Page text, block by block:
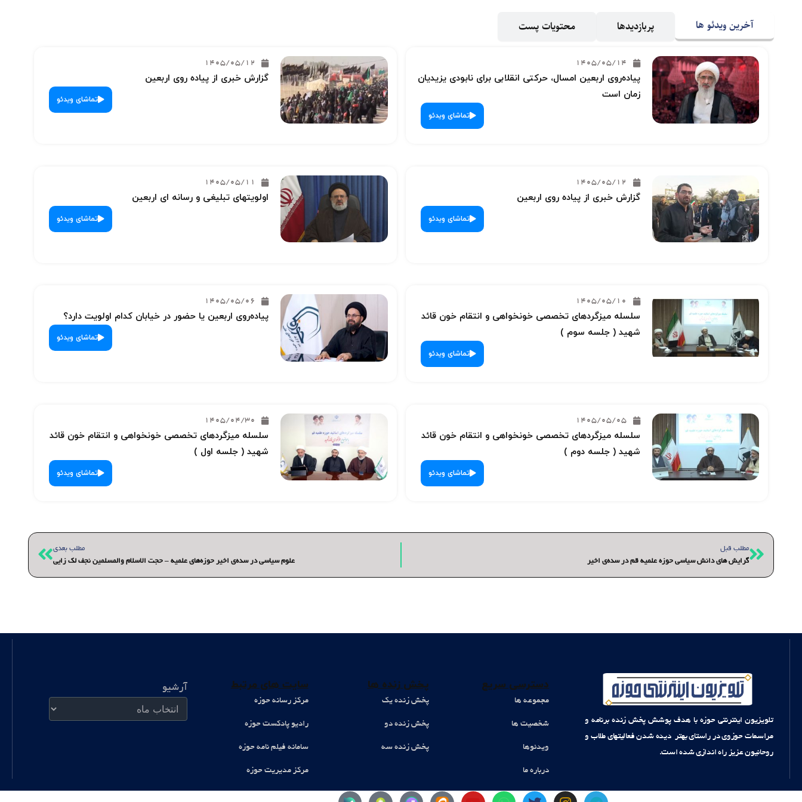
آخرین ویدئو ها پربازدیدها محتویات پست
1405/05/14
پیاده‌روی اربعین امسال، حرکتی انقلابی برای نابودی یزیدیان
زمان است
تماشای ویدئو
1405/05/12
گزارش خبری از پیاده روی اربعین
تماشای ویدئو
1405/05/12
گزارش خبری از پیاده روی اربعین
تماشای ویدئو
1405/05/11
اولویتهای تبلیغی و رسانه ای اربعین
تماشای ویدئو
1405/05/10
سلسله میزگردهای تخصصی خونخواهی و انتقام خون قائد
شهید ( جلسه سوم )
تماشای ویدئو
1405/05/06
پیاده‌روی اربعین یا حضور در خیابان کدام اولویت دارد؟
تماشای ویدئو
1405/05/05
سلسله میزگردهای تخصصی خونخواهی و انتقام خون قائد
شهید ( جلسه دوم )
تماشای ویدئو
1405/04/30
سلسله میزگردهای تخصصی خونخواهی و انتقام خون قائد
شهید ( جلسه اول )
تماشای ویدئو
قبلیمطلب قبل
گرایش های دانش سیاسی حوزه علمیه قم در سده‌ی اخیر
مطلب بعدی
علوم سیاسی در سده‌ی اخیر حوزه‌های علمیه – حجت الاسلام والمسلمین نجف لک زایی
بعدی
تلویزیون اینترنتی حوزه با هدف پوشش پخش زنده برنامه و
مراسمات حوزوی در راستای بهتر دیده شدن فعالیتهای طلاب و
روحانیون عزیز راه اندازی شده است.
دسترسی سریع
مجموعه ها
شخصیت ها
ویدئوها
درباره ما
پخش زنده ها
پخش زنده یک
پخش زنده دو
پخش زنده سه
سایت های مرتبط
مرکز رسانه حوزه
رادیو پادکست حوزه
سامانه فیلم نامه حوزه
مرکز مدیریت حوزه
آرشیو
آرشیو
T
I
T
W
Y